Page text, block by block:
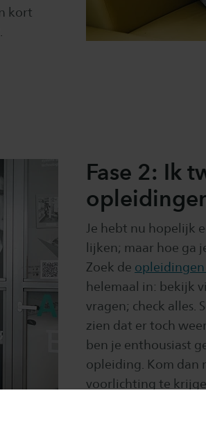
kort
Fase 2: Ik
Je hebt nu hopelijk
lijken; maar hoe ga
Zoek de
helemaal in: bekijk
vragen; check alles.
zien dat er toch
ben je enthousiast
opleiding. Kom dan
voorlichting te